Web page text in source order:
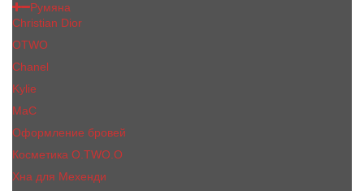
Румяна
Christian Dior
OTWO
Сhanеl
Kylie
MaC
Оформление бровей
Косметика O.TWO.O
Хна для Мехенди